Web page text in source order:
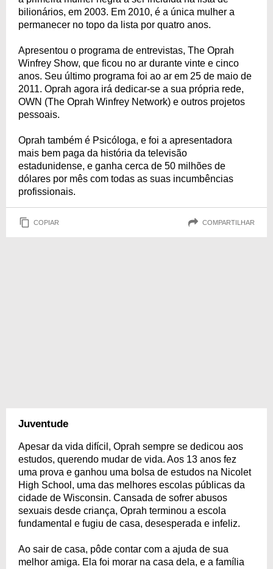
bilionários, em 2003. Em 2010, é a única mulher a
permanecer no topo da lista por quatro anos.
Apresentou o programa de entrevistas, The Oprah
Winfrey Show, que ficou no ar durante vinte e cinco
anos. Seu último programa foi ao ar em 25 de maio de
2011. Oprah agora irá dedicar-se a sua própria rede,
OWN (The Oprah Winfrey Network) e outros projetos
pessoais.
Oprah também é Psicóloga, e foi a apresentadora
mais bem paga da história da televisão
estadunidense, e ganha cerca de 50 milhões de
dólares por mês com todas as suas incumbências
profissionais.
COPIAR COMPARTILHAR
Juventude
Apesar da vida difícil, Oprah sempre se dedicou aos
estudos, querendo mudar de vida. Aos 13 anos fez
uma prova e ganhou uma bolsa de estudos na Nicolet
High School, uma das melhores escolas públicas da
cidade de Wisconsin. Cansada de sofrer abusos
sexuais desde criança, Oprah terminou a escola
fundamental e fugiu de casa, desesperada e infeliz.
Ao sair de casa, pôde contar com a ajuda de sua
melhor amiga. Ela foi morar na casa dela, e a família